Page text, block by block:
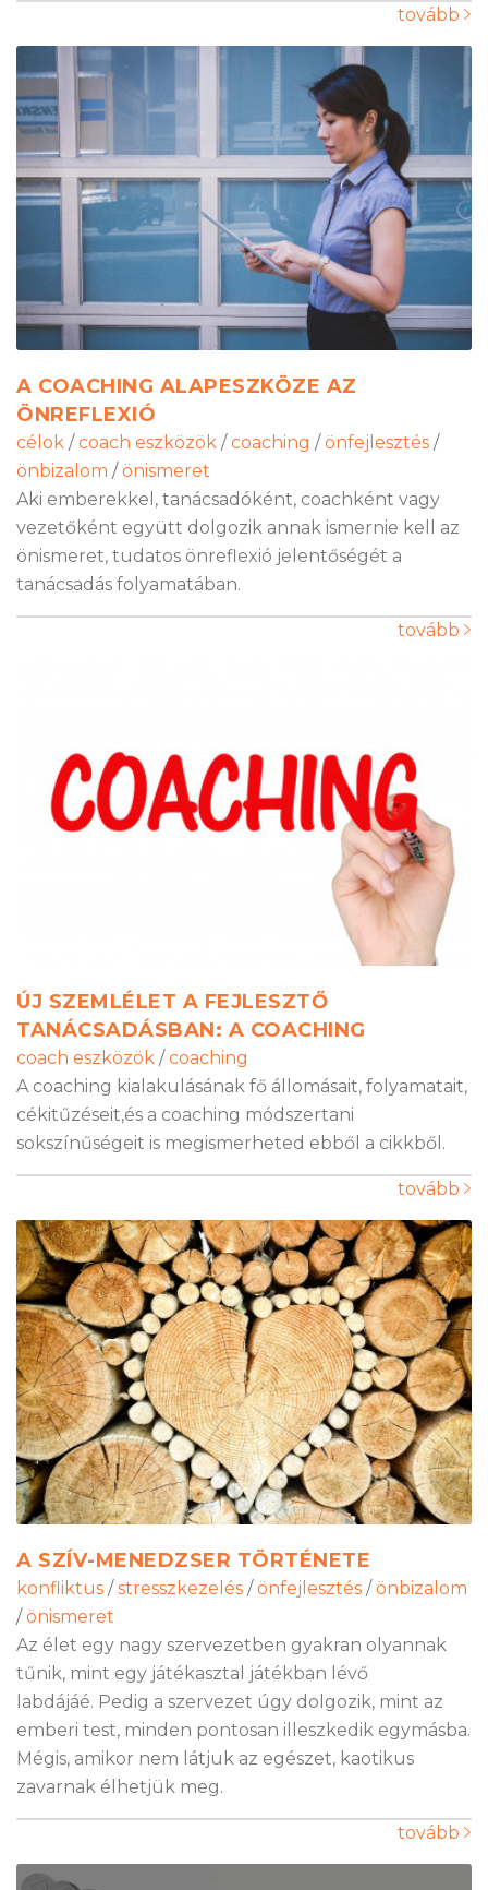
tovább
A COACHING ALAPESZKÖZE AZ
ÖNREFLEXIÓ
célok / coach eszközök / coaching / önfejlesztés /
önbizalom / önismeret
Aki emberekkel, tanácsadóként, coachként vagy
vezetőként együtt dolgozik annak ismernie kell az
önismeret, tudatos önreflexió jelentőségét a
tanácsadás folyamatában.
tovább
ÚJ SZEMLÉLET A FEJLESZTŐ
TANÁCSADÁSBAN: A COACHING
coach eszközök / coaching
A coaching kialakulásának fő állomásait, folyamatait,
cékitűzéseit,és a coaching módszertani
sokszínűségeit is megismerheted ebből a cikkből.
tovább
A SZÍV-MENEDZSER TÖRTÉNETE
konfliktus / stresszkezelés / önfejlesztés / önbizalom
/ önismeret
Az élet egy nagy szervezetben gyakran olyannak
tűnik, mint egy játékasztal játékban lévő
labdájáé. Pedig a szervezet úgy dolgozik, mint az
emberi test, minden pontosan illeszkedik egymásba.
Mégis, amikor nem látjuk az egészet, kaotikus
zavarnak élhetjük meg.
tovább